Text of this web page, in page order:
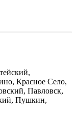
Красное Село,
Павловск,
Пушкин,